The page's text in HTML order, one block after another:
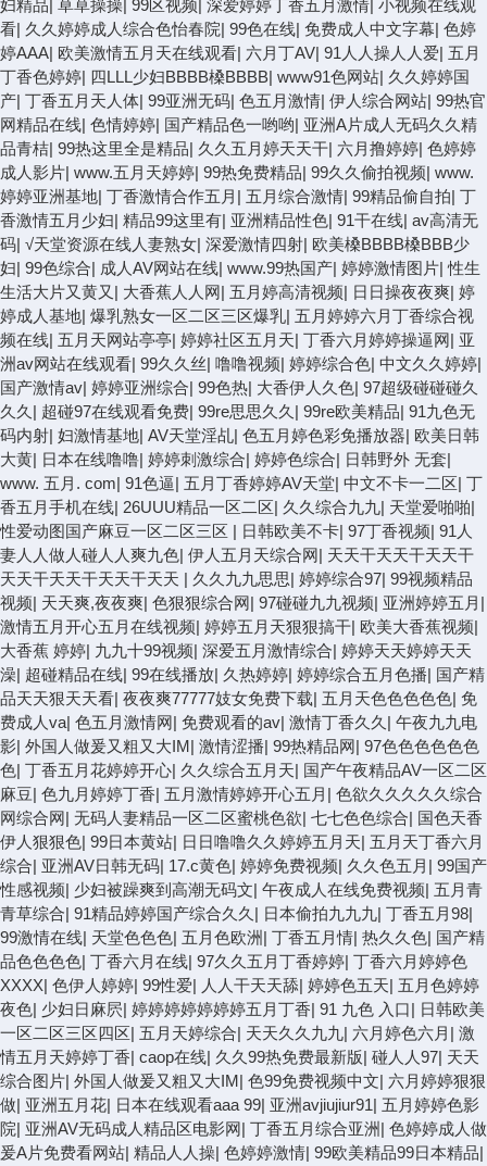
妇精品| 草草操操| 99区视频| 深爱婷婷丁香五月激情| 小视频在线观
看| 久久婷婷成人综合色怡春院| 99色在线| 免费成人中文字幕| 色婷
婷AAA| 欧美激情五月天在线观看| 六月丁AV| 91人人操人人爱| 五月
丁香色婷婷| 四LLL少妇BBBB槡BBBB| www91色网站| 久久婷婷国
产| 丁香五月天人体| 99亚洲无码| 色五月激情| 伊人综合网站| 99热官
网精品在线| 色情婷婷| 国产精品色一哟哟| 亚洲A片成人无码久久精
品青桔| 99热这里全是精品| 久久五月婷天天干| 六月撸婷婷| 色婷婷
成人影片| www.五月天婷婷| 99热免费精品| 99久久偷拍视频| www.
婷婷亚洲基地| 丁香激情合作五月 | 五月综合激情| 99精品偷自拍| 丁
香激情五月少妇| 精品99这里有| 亚洲精品性色| 91干在线| av高清无
码| √天堂资源在线人妻熟女| 深爱激情四射| 欧美槡BBBB槡BBB少
妇| 99色综合| 成人AV网站在线| www.99热国产| 婷婷激情图片|性生
生活大片又黄又 | 大香蕉人人网| 五月婷高清视频| 日日操夜夜爽| 婷
婷成人基地| 爆乳熟女一区二区三区爆乳| 五月婷婷六月丁香综合视
频在线| 五月天网站亭亭| 婷婷社区五月天| 丁香六月婷婷操逼网| 亚
洲av网站在线观看| 99久久丝| 噜噜视频| 婷婷综合色| 中文久久婷婷|
国产激情av| 婷婷亚洲综合| 99色热| 大香伊人久色| 97超级碰碰碰久
久久 | 超碰97在线观看免费| 99re思思久久 | 99re欧美精品| 91九色无
码内射| 妇激情基地| AV天堂淫乩| 色五月婷色彩免播放器| 欧美日韩
大黄| 日本在线噜噜| 婷婷刺激综合| 婷婷色综合| 日韩野外 无套|
www. 五月. com| 91色逼| 五月丁香婷婷AV天堂| 中文不卡一二区| 丁
香五月手机在线| 26UUU精品一区二区| 久久综合九九| 天堂爱啪啪|
性爱动图国产麻豆一区二区三区 | 日韩欧美不卡| 97丁香视频| 91人
妻人人做人碰人人爽九色| 伊人五月天综合网| 天天干天天干天天干
天天干天天干天天干天天 | 久久九九思思| 婷婷综合97| 99视频精品
视频| 天天爽,夜夜爽| 色狠狠综合网| 97碰碰九九视频| 亚洲婷婷五月 |
激情五月开心五月在线视频| 婷婷五月天狠狠搞干| 欧美大香蕉视频|
大香蕉 婷婷| 九九十99视频| 深爱五月激情综合| 婷婷天天婷婷天天
澡| 超碰精品在线| 99在线播放| 久热婷婷| 婷婷综合五月色播| 国产精
品天天狠天天看| 夜夜爽77777妓女免费下载| 五月天色色色色色| 免
费成人va| 色五月激情网| 免费观看的av| 激情丁香久久 | 午夜九九电
影| 外国人做爰又粗又大IM| 激情涩播| 99热精品网| 97色色色色色色
色| 丁香五月花婷婷开心| 久久综合五月天| 国产午夜精品AV一区二区
麻豆| 色九月婷婷丁香| 五月激情婷婷开心五月 | 色欲久久久久久综合
网综合网| 无码人妻精品一区二区蜜桃色欲| 七七色色综合| 国色天香
伊人狠狠色| 99日本黄站| 日日噜噜久久婷婷五月天| 五月天丁香六月
综合| 亚洲AV日韩无码| 17.c黄色| 婷婷免费视频| 久久色五月 | 99国产
性感视频| 少妇被躁爽到高潮无码文| 午夜成人在线免费视频| 五月青
青草综合| 91精品婷婷国产综合久久 | 日本偷拍九九九| 丁香五月98|
99激情在线| 天堂色色色| 五月色欧洲 | 丁香五月情| 热久久色| 国产精
品色色色色| 丁香六月在线| 97久久五月丁香婷婷| 丁香六月婷婷色
XXXX| 色伊人婷婷| 99性爱| 人人干天天舔| 婷婷色五天| 五月色婷婷
夜色| 少妇日麻屄| 婷婷婷婷婷婷婷五月丁香| 91 九色 入口| 日韩欧美
一区二区三区四区| 五月天婷综合| 天天久久九九| 六月婷色六月 | 激
情五月天婷婷丁香| caop在线| 久久99热免费最新版| 碰人人97| 天天
综合图片| 外国人做爰又粗又大IM| 色99免费视频中文| 六月婷婷狠狠
做| 亚洲五月花| 日本在线观看aaa 99| 亚洲avjiujiur91| 五月婷婷色影
院| 亚洲AV无码成人精品区电影网| 丁香五月综合亚洲 | 色婷婷成人做
爰A片免费看网站| 精品人人操| 色婷婷激情| 99欧美精品99日本精品|